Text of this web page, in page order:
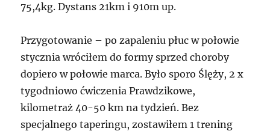
75,4kg. Dystans 21km i 910m up.
Przygotowanie – po zapaleniu płuc w połowie
stycznia wróciłem do formy sprzed choroby
dopiero w połowie marca. Było sporo Ślęży, 2 x
tygodniowo ćwiczenia Prawdzikowe,
kilometraż 40-50 km na tydzień. Bez
specjalnego taperingu, zostawiłem 1 trening